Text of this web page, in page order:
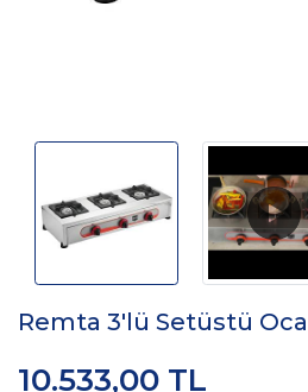
Remta 3'lü Setüstü
10.533,00 TL